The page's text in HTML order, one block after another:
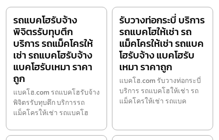
รถแบคโฮรับจ้าง
พิจิตรรับทุบตึก
บริการ รถแม็คโครให้
เช่า รถแบคโฮรับจ้าง
แบคโฮรับเหมา ราคา
ถูก
แบคโฮ.com รถแบคโฮรับจ้าง
พิจิตรรับทุบตึก บริการรถ
แม็คโครให้เช่า รถแบคโฮ
รับวางท่อกระบี่ บริการ
รถแบคโฮให้เช่า รถ
แม็คโครให้เช่า รถแบค
โฮรับจ้าง แบคโฮรับ
เหมา ราคาถูก
แบคโฮ.com รับวางท่อกระบี่
บริการ รถแบคโฮให้เช่า รถ
แม็คโครให้เช่า รถแบค